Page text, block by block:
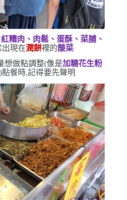
糟肉、肉鬆、蛋酥、菜脯、
現在潤餅裡的酸菜
想做點調整(像是加糖花生粉
)點餐時,記得要先聲明